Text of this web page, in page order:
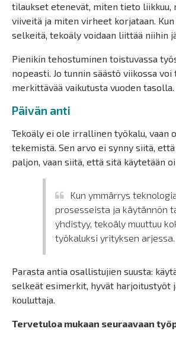
tilaukset etenevät, miten tieto liikkuu,
viiveitä ja miten virheet korjataan.
selkeitä, tekoäly voidaan liittää niihin
Pienikin tehostuminen toistuvassa
nopeasti. Jo tunnin säästö viikossa
merkittävää vaikutusta vuoden tasolla.
Päivän anti
Tekoäly ei ole irrallinen työkalu, vaan
tekemistä. Sen arvo ei synny siitä,
paljon, vaan siitä, että sitä käytetään
Kun ymmärrys
prosesseista ja käytännön
yhdistyy, tekoäly muuttuu
työkaluksi yrityksen arjessa.
Parasta antia osallistujien suusta:
selkeät esimerkit, hyvät harjoitustyöt
kouluttaja.
Tervetuloa mukaan seuraavaan